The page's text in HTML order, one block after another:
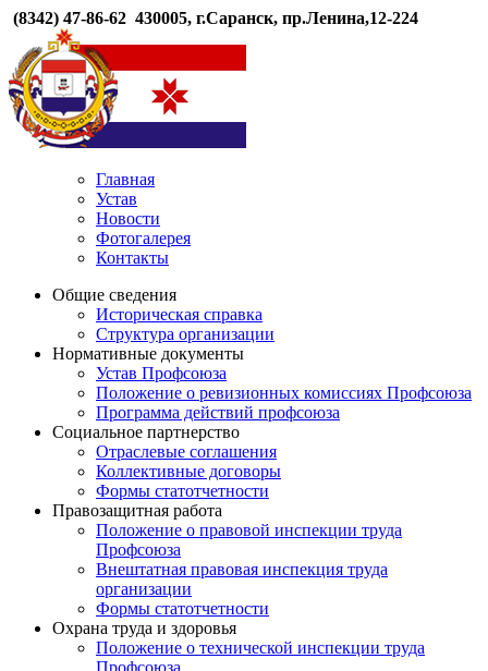
(8342) 47-86-62 430005, г.Саранск, пр.Ленина,12-224
Главная
Устав
Новости
Фотогалерея
Контакты
Общие сведения
Историческая справка
Структура организации
Нормативные документы
Устав Профсоюза
Положение о ревизионных комиссиях Профсоюза
Программа действий профсоюза
Социальное партнерство
Отраслевые соглашения
Коллективные договоры
Формы статотчетности
Правозащитная работа
Положение о правовой инспекции труда
Профсоюза
Внештатная правовая инспекция труда
организации
Формы статотчетности
Охрана труда и здоровья
Положение о технической инспекции труда
Профсоюза